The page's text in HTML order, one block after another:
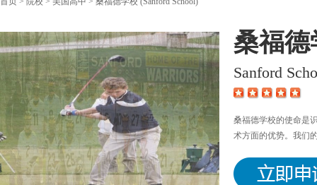
桑福
Sanford
桑福德学校的使命是
术方面的优势。我们